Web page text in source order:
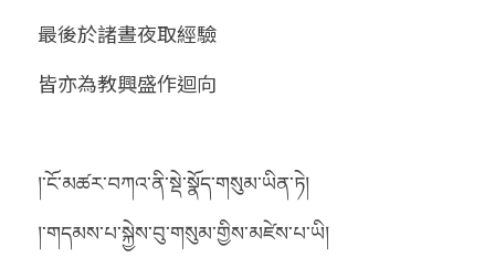
最後於諸晝夜取經驗
皆亦為教興盛作迴向
།་ངོ་མཚར་བཀའ་ནི་སྡེ་སྣོད་གསུམ་ཡིན་ཏེ།
།་གདམས་པ་སྐྱེས་བུ་གསུམ་གྱིས་མཛེས་པ་ཡི།